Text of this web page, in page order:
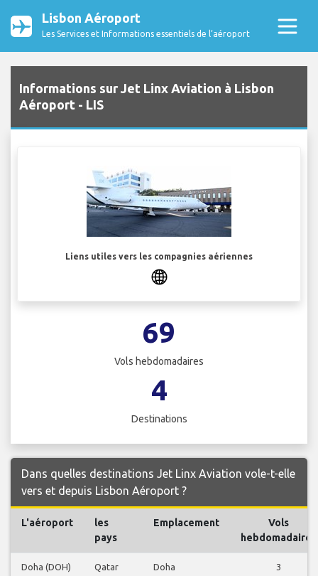
Lisbon Aéroport
Les Services et Informations essentiels de l’aéroport
Informations sur Jet Linx Aviation à Lisbon
Aéroport - LIS
Liens utiles vers les compagnies aériennes
69
Vols hebdomadaires
4
Destinations
Dans quelles destinations Jet Linx Aviation vole-t-elle
vers et depuis Lisbon Aéroport ?
L'aéroport
les
pays
Emplacement
Vols
hebdomadaires
Doha (DOH) Qatar Doha 3